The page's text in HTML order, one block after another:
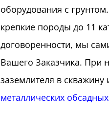
оборудования с
крепкие породы до 11
договоренности, мы
Вашего Заказчика. При
заземлителя в
металлических